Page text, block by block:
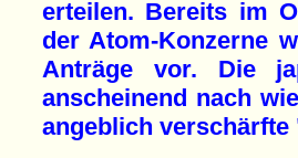
erteilen. Bereits im
der Atom-Konzerne
Anträge vor. Die
anscheinend nach
angeblich